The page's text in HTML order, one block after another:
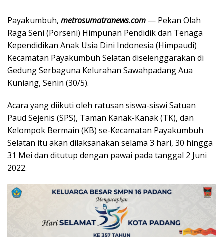
Payakumbuh, metrosumatranews.com — Pekan Olah
Raga Seni (Porseni) Himpunan Pendidik dan Tenaga
Kependidikan Anak Usia Dini Indonesia (Himpaudi)
Kecamatan Payakumbuh Selatan diselenggarakan di
Gedung Serbaguna Kelurahan Sawahpadang Aua
Kuniang, Senin (30/5).
Acara yang diikuti oleh ratusan siswa-siswi Satuan
Paud Sejenis (SPS), Taman Kanak-Kanak (TK), dan
Kelompok Bermain (KB) se-Kecamatan Payakumbuh
Selatan itu akan dilaksanakan selama 3 hari, 30 hingga
31 Mei dan ditutup dengan pawai pada tanggal 2 Juni
2022.